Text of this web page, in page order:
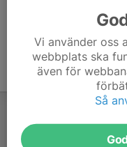
Vi använder oss
webbplats ska
även för
Så